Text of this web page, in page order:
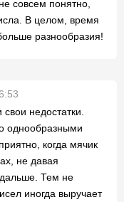
совсем понятно,
В целом, время
разнообразия!
недостатки.
однообразными
когда мячик
не давая
дальше. Тем не
иногда выручает